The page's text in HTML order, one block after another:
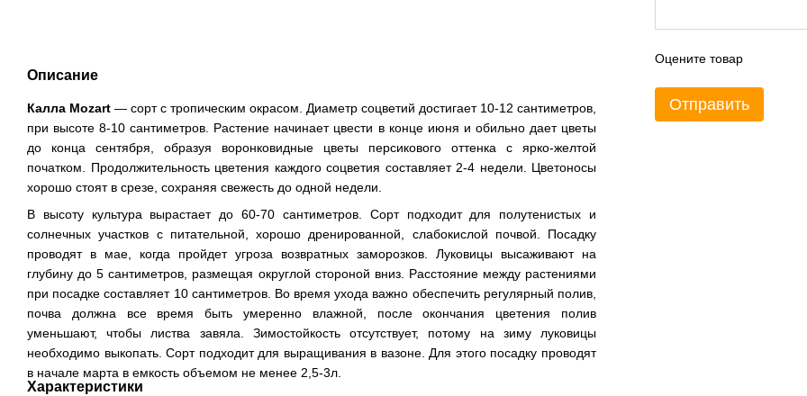
Описание
Калла Mozart — сорт с тропическим окрасом. Диаметр соцветий достигает 10-12 сантиметров,
при высоте 8-10 сантиметров. Растение начинает цвести в конце июня и обильно дает цветы
до конца сентября, образуя воронковидные цветы персикового оттенка с ярко-желтой
початком. Продолжительность цветения каждого соцветия составляет 2-4 недели. Цветоносы
хорошо стоят в срезе, сохраняя свежесть до одной недели.
В высоту культура вырастает до 60-70 сантиметров. Сорт подходит для полутенистых и
солнечных участков с питательной, хорошо дренированной, слабокислой почвой. Посадку
проводят в мае, когда пройдет угроза возвратных заморозков. Луковицы высаживают на
глубину до 5 сантиметров, размещая округлой стороной вниз. Расстояние между растениями
при посадке составляет 10 сантиметров. Во время ухода важно обеспечить регулярный полив,
почва должна все время быть умеренно влажной, после окончания цветения полив
уменьшают, чтобы листва завяла. Зимостойкость отсутствует, потому на зиму луковицы
необходимо выкопать. Сорт подходит для выращивания в вазоне. Для этого посадку проводят
в начале марта в емкость объемом не менее 2,5-3л.
Характеристики
Оцените товар
Отправить